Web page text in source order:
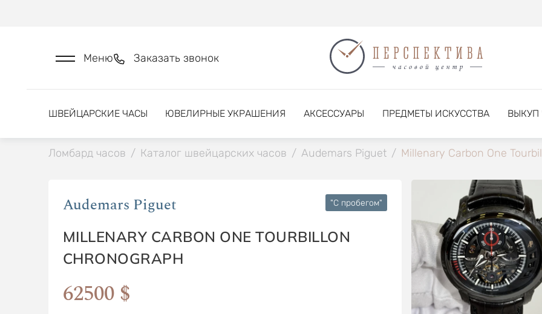
Меню Заказать звонок
ШВЕЙЦАРСКИЕ ЧАСЫ ЮВЕЛИРНЫЕ УКРАШЕНИЯ АКСЕССУАРЫ ПРЕДМЕТЫ ИСКУССТВА ВЫКУП
Ломбард часов / Каталог швейцарских часов / Audemars Piguet / Millenary Carbon One
Audemars Piguet "C пробегом"
MILLENARY CARBON ONE TOURBILLON
CHRONOGRAPH
62500 $